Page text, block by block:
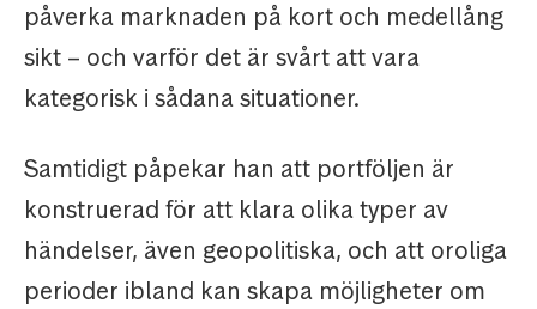
påverka marknaden på kort och medellång
sikt – och varför det är svårt att vara
kategorisk i sådana situationer.
Samtidigt påpekar han att portföljen är
konstruerad för att klara olika typer av
händelser, även geopolitiska, och att oroliga
perioder ibland kan skapa möjligheter om